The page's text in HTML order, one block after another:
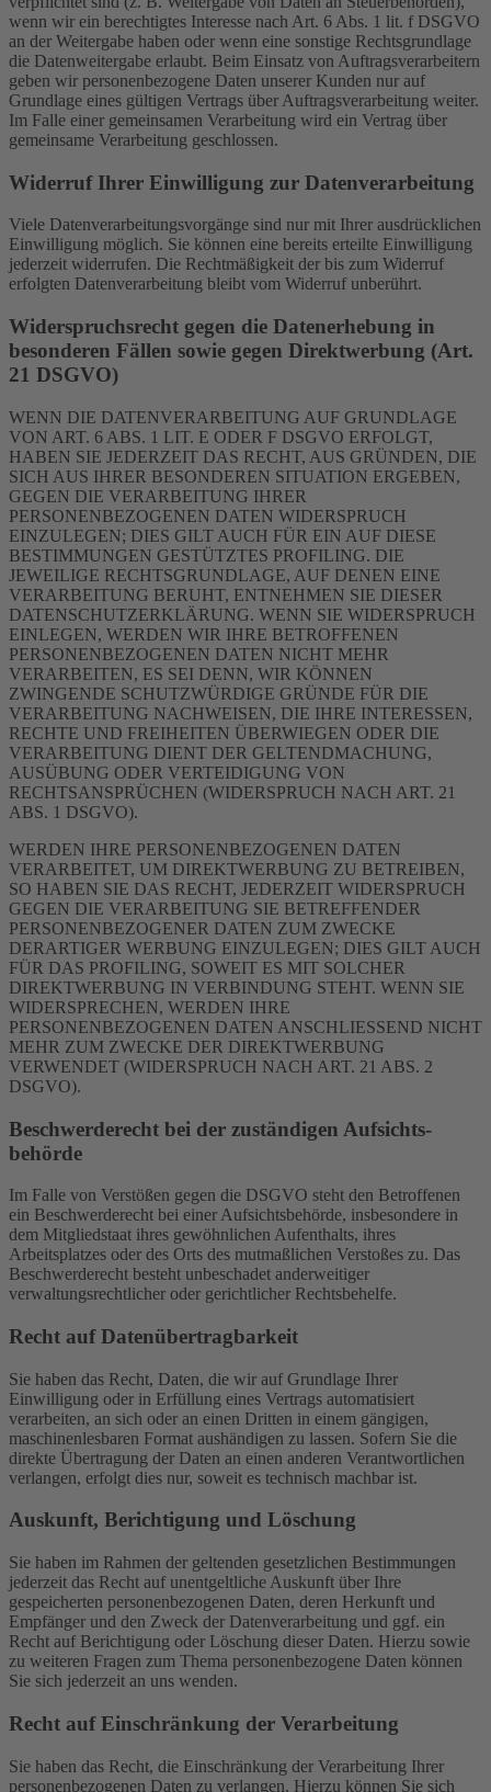
wenn wir ein berechtigtes Interesse nach Art. 6 Abs. 1 lit. f DSGVO
an der Weitergabe haben oder wenn eine sonstige Rechtsgrundlage
die Datenweitergabe erlaubt. Beim Einsatz von Auftragsverarbeitern
geben wir personenbezogene Daten unserer Kunden nur auf
Grundlage eines gültigen Vertrags über Auftragsverarbeitung weiter.
Im Falle einer gemeinsamen Verarbeitung wird ein Vertrag über
gemeinsame Verarbeitung geschlossen.
Widerruf Ihrer Einwilligung zur Datenverarbeitung
Viele Datenverarbeitungsvorgänge sind nur mit Ihrer ausdrücklichen
Einwilligung möglich. Sie können eine bereits erteilte Einwilligung
jederzeit widerrufen. Die Rechtmäßigkeit der bis zum Widerruf
erfolgten Datenverarbeitung bleibt vom Widerruf unberührt.
Widerspruchsrecht gegen die Datenerhebung in
besonderen Fällen sowie gegen Direktwerbung (Art.
21 DSGVO)
WENN DIE DATENVERARBEITUNG AUF GRUNDLAGE
VON ART. 6 ABS. 1 LIT. E ODER F DSGVO ERFOLGT,
HABEN SIE JEDERZEIT DAS RECHT, AUS GRÜNDEN, DIE
SICH AUS IHRER BESONDEREN SITUATION ERGEBEN,
GEGEN DIE VERARBEITUNG IHRER
PERSONENBEZOGENEN DATEN WIDERSPRUCH
EINZULEGEN; DIES GILT AUCH FÜR EIN AUF DIESE
BESTIMMUNGEN GESTÜTZTES PROFILING. DIE
JEWEILIGE RECHTSGRUNDLAGE, AUF DENEN EINE
VERARBEITUNG BERUHT, ENTNEHMEN SIE DIESER
DATENSCHUTZERKLÄRUNG. WENN SIE WIDERSPRUCH
EINLEGEN, WERDEN WIR IHRE BETROFFENEN
PERSONENBEZOGENEN DATEN NICHT MEHR
VERARBEITEN, ES SEI DENN, WIR KÖNNEN
ZWINGENDE SCHUTZWÜRDIGE GRÜNDE FÜR DIE
VERARBEITUNG NACHWEISEN, DIE IHRE INTERESSEN,
RECHTE UND FREIHEITEN ÜBERWIEGEN ODER DIE
VERARBEITUNG DIENT DER GELTENDMACHUNG,
AUSÜBUNG ODER VERTEIDIGUNG VON
RECHTSANSPRÜCHEN (WIDERSPRUCH NACH ART. 21
ABS. 1 DSGVO).
WERDEN IHRE PERSONENBEZOGENEN DATEN
VERARBEITET, UM DIREKTWERBUNG ZU BETREIBEN,
SO HABEN SIE DAS RECHT, JEDERZEIT WIDERSPRUCH
GEGEN DIE VERARBEITUNG SIE BETREFFENDER
PERSONENBEZOGENER DATEN ZUM ZWECKE
DERARTIGER WERBUNG EINZULEGEN; DIES GILT AUCH
FÜR DAS PROFILING, SOWEIT ES MIT SOLCHER
DIREKTWERBUNG IN VERBINDUNG STEHT. WENN SIE
WIDERSPRECHEN, WERDEN IHRE
PERSONENBEZOGENEN DATEN ANSCHLIESSEND NICHT
MEHR ZUM ZWECKE DER DIREKTWERBUNG
VERWENDET (WIDERSPRUCH NACH ART. 21 ABS. 2
DSGVO).
Beschwerde­recht bei der zuständigen Aufsichts­
behörde
Im Falle von Verstößen gegen die DSGVO steht den Betroffenen
ein Beschwerderecht bei einer Aufsichtsbehörde, insbesondere in
dem Mitgliedstaat ihres gewöhnlichen Aufenthalts, ihres
Arbeitsplatzes oder des Orts des mutmaßlichen Verstoßes zu. Das
Beschwerderecht besteht unbeschadet anderweitiger
verwaltungsrechtlicher oder gerichtlicher Rechtsbehelfe.
Recht auf Daten­übertrag­barkeit
Sie haben das Recht, Daten, die wir auf Grundlage Ihrer
Einwilligung oder in Erfüllung eines Vertrags automatisiert
verarbeiten, an sich oder an einen Dritten in einem gängigen,
maschinenlesbaren Format aushändigen zu lassen. Sofern Sie die
direkte Übertragung der Daten an einen anderen Verantwortlichen
verlangen, erfolgt dies nur, soweit es technisch machbar ist.
Auskunft, Berichtigung und Löschung
Sie haben im Rahmen der geltenden gesetzlichen Bestimmungen
jederzeit das Recht auf unentgeltliche Auskunft über Ihre
gespeicherten personenbezogenen Daten, deren Herkunft und
Empfänger und den Zweck der Datenverarbeitung und ggf. ein
Recht auf Berichtigung oder Löschung dieser Daten. Hierzu sowie
zu weiteren Fragen zum Thema personenbezogene Daten können
Sie sich jederzeit an uns wenden.
Recht auf Einschränkung der Verarbeitung
Sie haben das Recht, die Einschränkung der Verarbeitung Ihrer
personenbezogenen Daten zu verlangen. Hierzu können Sie sich